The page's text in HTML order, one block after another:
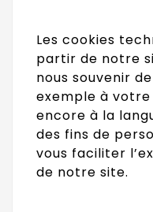
Les cookies
partir de notre
nous souvenir
exemple à votre
encore à la
des fins de
vous faciliter
de notre site.